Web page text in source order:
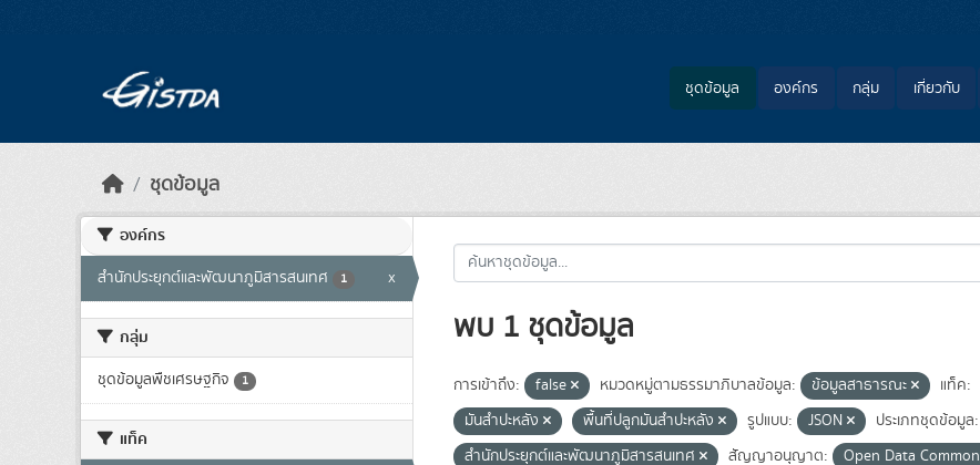
ชุดข้อมูล องค์กร กลุ่ม เกี่ยวกับ
ชุดข้อมูล
องค์กร
สำนักประยุกต์และพัฒนาภูมิสารสนเทศ 1 x
กลุ่ม
ชุดข้อมูลพืชเศรษฐกิจ 1
แท็ค
พบ 1 ชุดข้อมูล
การเข้าถึง: false หมวดหมู่ตามธรรมาภิบาลข้อมูล: ข้อมูลสาธารณะ
แท็ค:
มันสำปะหลัง
พื้นที่ปลูกมันสำปะหลัง รูปแบบ: JSON ประเภทชุดข้อมูล:
สำนักประยุกต์และพัฒนาภูมิสารสนเทศ
สัญญาอนุญาต: Open Data Common